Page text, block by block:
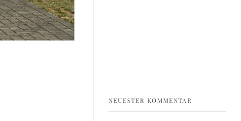
NEUESTER KOMMENTAR